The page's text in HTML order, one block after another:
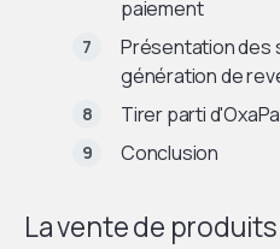
paiement
Présentation des
génération de
Tirer parti
Conclusion
La vente de